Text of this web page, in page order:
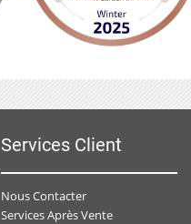
Services Client
Nous Contacter
Services Après Vente